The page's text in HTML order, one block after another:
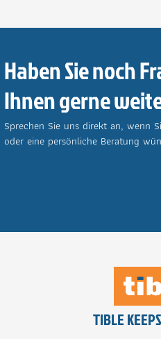
Haben Sie noch
Ihnen gerne
Sprechen Sie uns direkt an, wenn
oder eine persönliche Beratung
TIBLE KEEPS